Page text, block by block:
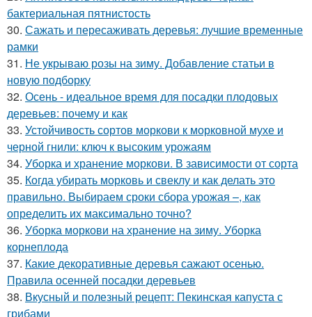
бактериальная пятнистость
30. Сажать и пересаживать деревья: лучшие временные
рамки
31. Не укрываю розы на зиму. Добавление статьи в
новую подборку
32. Осень - идеальное время для посадки плодовых
деревьев: почему и как
33. Устойчивость сортов моркови к морковной мухе и
черной гнили: ключ к высоким урожаям
34. Уборка и хранение моркови. В зависимости от сорта
35. Когда убирать морковь и свеклу и как делать это
правильно. Выбираем сроки сбора урожая –, как
определить их максимально точно?
36. Уборка моркови на хранение на зиму. Уборка
корнеплода
37. Какие декоративные деревья сажают осенью.
Правила осенней посадки деревьев
38. Вкусный и полезный рецепт: Пекинская капуста с
грибами